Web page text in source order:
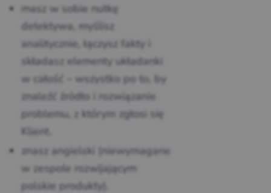
masz w sobie nutkę
detektywa, myślisz
analitycznie, łączysz fakty i
składasz elementy układanki
w całość – wszystko po to, by
znaleźć źródło i rozwiązanie
problemu, z którym zgłosi się
Klient.
znasz angielski (niewymagane
w zespole rozwijającym
polskie produkty).